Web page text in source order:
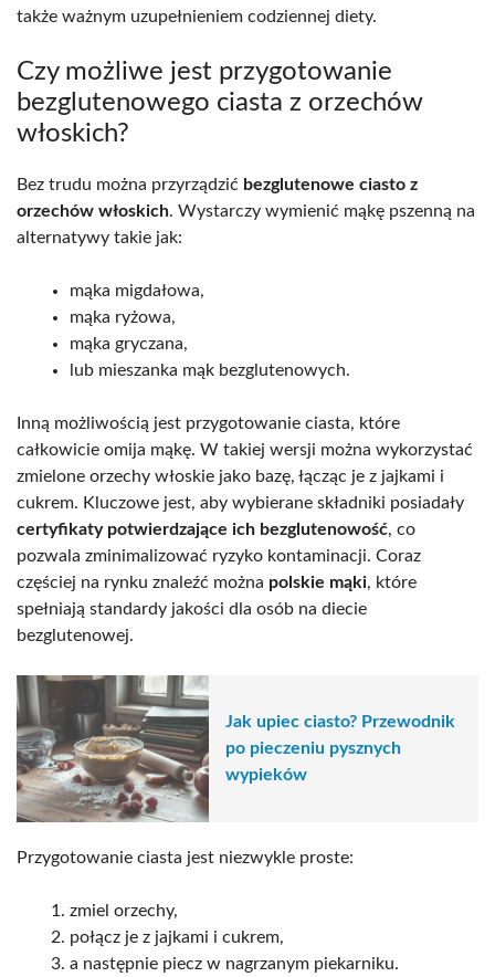
także ważnym uzupełnieniem codziennej diety.
Czy możliwe jest przygotowanie
bezglutenowego ciasta z orzechów
włoskich?
Bez trudu można przyrządzić bezglutenowe ciasto z
orzechów włoskich. Wystarczy wymienić mąkę pszenną na
alternatywy takie jak:
mąka migdałowa,
mąka ryżowa,
mąka gryczana,
lub mieszanka mąk bezglutenowych.
Inną możliwością jest przygotowanie ciasta, które
całkowicie omija mąkę. W takiej wersji można wykorzystać
zmielone orzechy włoskie jako bazę, łącząc je z jajkami i
cukrem. Kluczowe jest, aby wybierane składniki posiadały
certyfikaty potwierdzające ich bezglutenowość, co
pozwala zminimalizować ryzyko kontaminacji. Coraz
częściej na rynku znaleźć można polskie mąki, które
spełniają standardy jakości dla osób na diecie
bezglutenowej.
Jak upiec ciasto? Przewodnik
po pieczeniu pysznych
wypieków
Przygotowanie ciasta jest niezwykle proste:
zmiel orzechy,
połącz je z jajkami i cukrem,
a następnie piecz w nagrzanym piekarniku.